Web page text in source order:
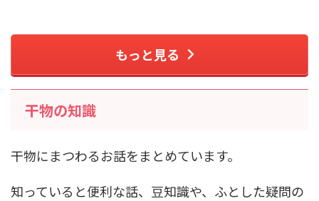
もっと見る
干物の知識
干物にまつわるお話をまとめています。
知っていると便利な話、豆知識や、ふとした疑問の